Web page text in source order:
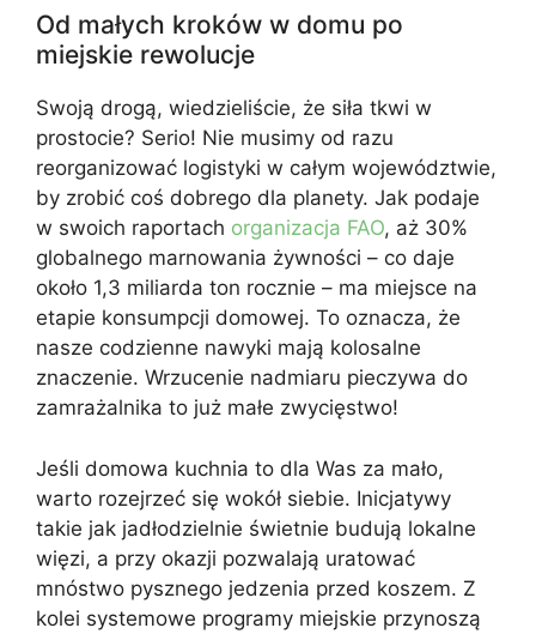
Od małych kroków w domu po
miejskie rewolucje
Swoją drogą, wiedzieliście, że siła tkwi w
prostocie? Serio! Nie musimy od razu
reorganizować logistyki w całym województwie,
by zrobić coś dobrego dla planety. Jak podaje
w swoich raportach organizacja FAO, aż 30%
globalnego marnowania żywności – co daje
około 1,3 miliarda ton rocznie – ma miejsce na
etapie konsumpcji domowej. To oznacza, że
nasze codzienne nawyki mają kolosalne
znaczenie. Wrzucenie nadmiaru pieczywa do
zamrażalnika to już małe zwycięstwo!
Jeśli domowa kuchnia to dla Was za mało,
warto rozejrzeć się wokół siebie. Inicjatywy
takie jak jadłodzielnie świetnie budują lokalne
więzi, a przy okazji pozwalają uratować
mnóstwo pysznego jedzenia przed koszem. Z
kolei systemowe programy miejskie przynoszą